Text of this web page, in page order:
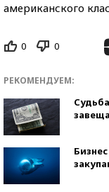
американского
0 0
РЕКОМЕНДУЕМ: